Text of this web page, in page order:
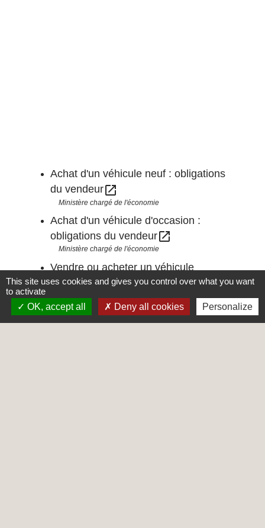
Achat d'un véhicule neuf : obligations
du vendeuropen_in_new
Ministère chargé de l'économie
Achat d'un véhicule d'occasion :
obligations du vendeur open_in_new
Ministère chargé de l'économie
Vendre ou acheter un véhicule
d'occasion : comment sécuriser la
transaction ?open_in_new
Institut national de la consommation (INC)
This site uses cookies and gives you control over what you want
to activate
OK, accept all
Deny all cookies Personalize